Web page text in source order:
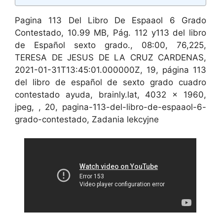
Pagina 113 Del Libro De Espaaol 6 Grado
Contestado, 10.99 MB, Pág. 112 y113 del libro
de Español sexto grado., 08:00, 76,225,
TERESA DE JESUS DE LA CRUZ CARDENAS,
2021-01-31T13:45:01.000000Z, 19, página 113
del libro de español de sexto grado cuadro
contestado ayuda, brainly.lat, 4032 x 1960,
jpeg, , 20, pagina-113-del-libro-de-espaaol-6-
grado-contestado, Zadania lekcyjne